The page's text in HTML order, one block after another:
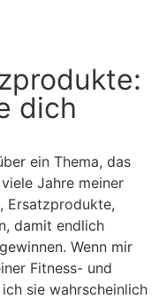
dich
ein Thema, das
Jahre meiner
Ersatzprodukte,
damit endlich
Wenn mir
Fitness- und
sie wahrscheinlich